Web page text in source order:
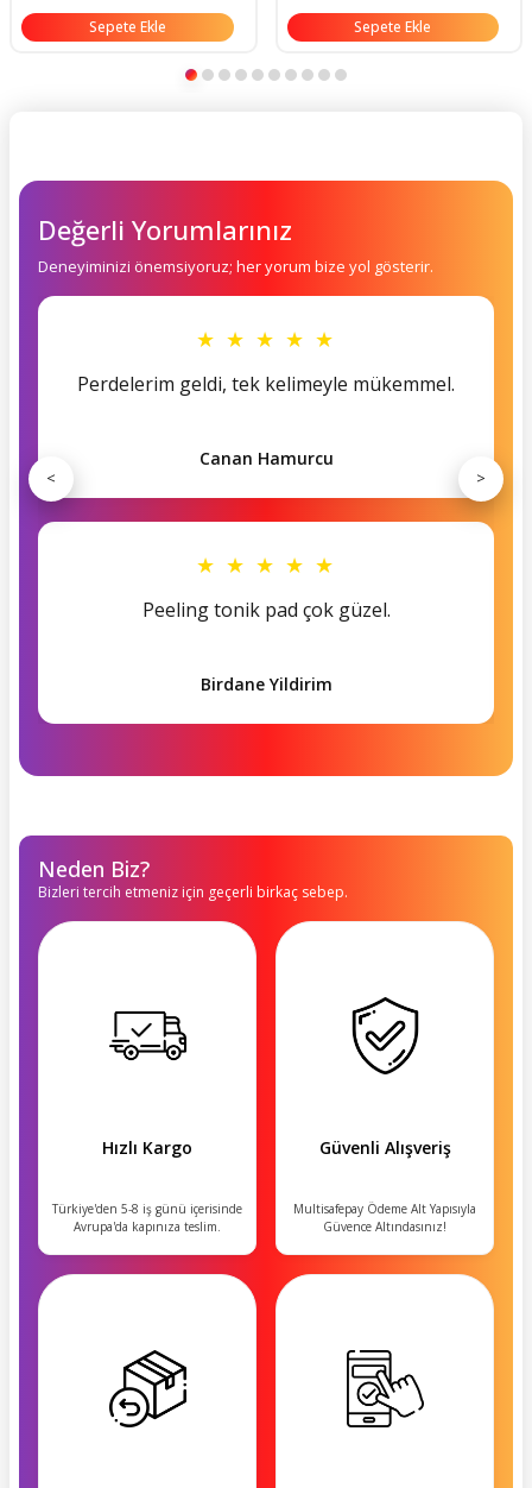
Sepete Ekle Sepete Ekle
Değerli Yorumlarınız
Deneyiminizi önemsiyoruz; her yorum bize yol gösterir.
★ ★ ★ ★ ★
Perdelerim geldi, tek kelimeyle mükemmel.
Canan Hamurcu
★ ★ ★ ★ ★
Peeling tonik pad çok güzel.
Birdane Yildirim
< >
Neden Biz?
Bizleri tercih etmeniz için geçerli birkaç sebep.
Hızlı Kargo
Türkiye'den 5-8 iş günü içerisinde
Avrupa'da kapınıza teslim.
Güvenli Alışveriş
Multisafepay Ödeme Alt Yapısıyla
Güvence Altındasınız!